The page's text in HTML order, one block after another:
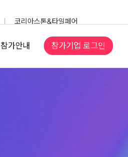
코리아스톤&타일페어
참가안내 참가기업 로그인